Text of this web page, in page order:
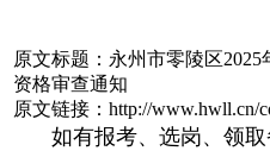
原文标题：永州市零陵区
资格审查通知
原文链接：http://www.hwll.cn/
如有报考、选岗、领